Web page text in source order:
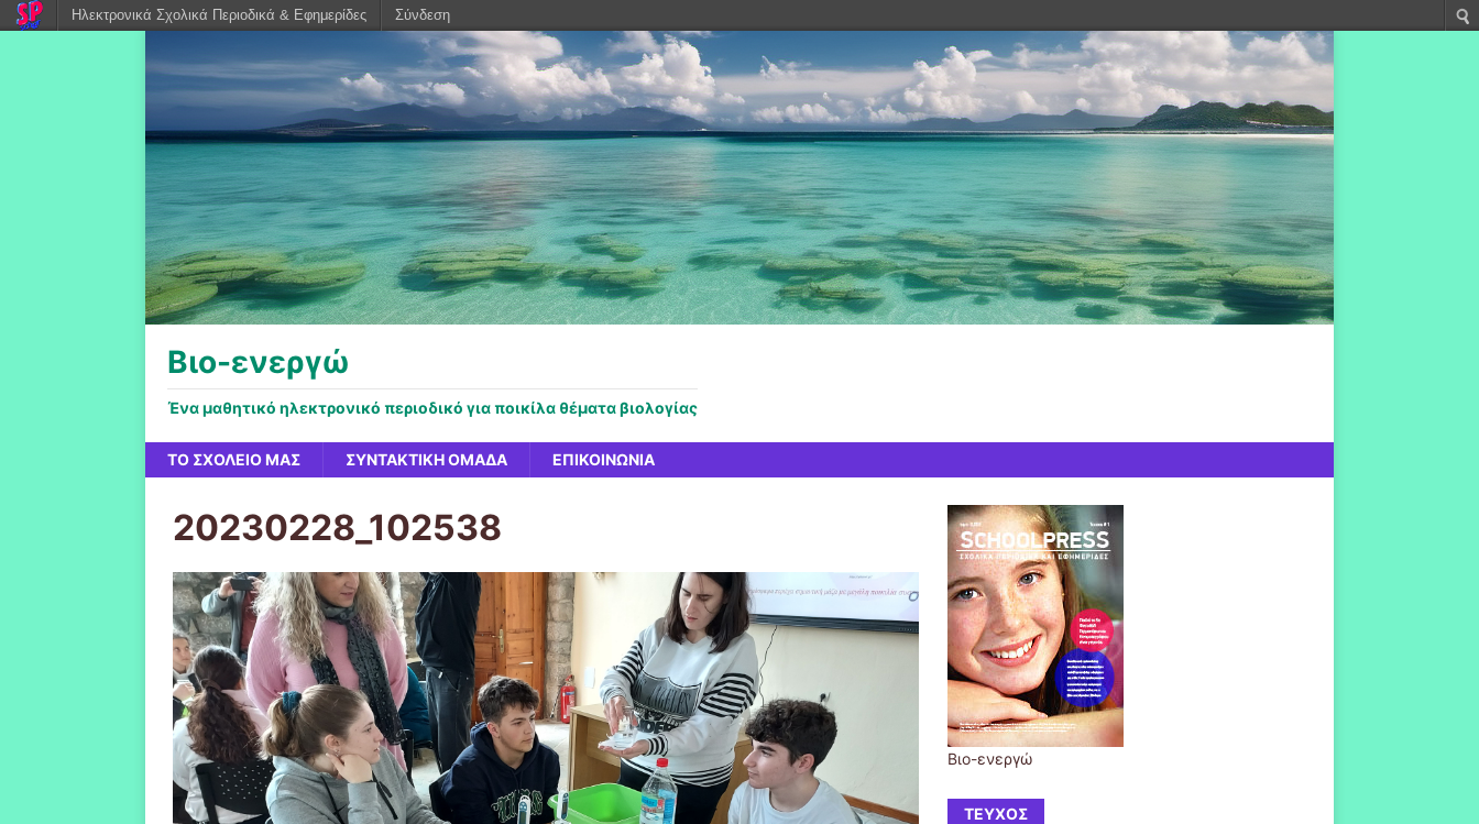
Βιο-ενεργώ
Ένα μαθητικό ηλεκτρονικό περιοδικό για ποικίλα θέματα βιολογίας
ΤΟ ΣΧΟΛΕΊΟ ΜΑΣ ΣΥΝΤΑΚΤΙΚΉ ΟΜΆΔΑ ΕΠΙΚΟΙΝΩΝΊΑ
20230228_102538
Βιο-ενεργώ
ΤΕΎΧΟΣ
Ηλεκτρονικά Σχολικά Περιοδικά & Εφημερίδες Σύνδεση